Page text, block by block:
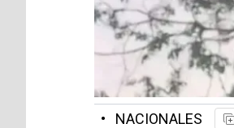
• NACIONALES